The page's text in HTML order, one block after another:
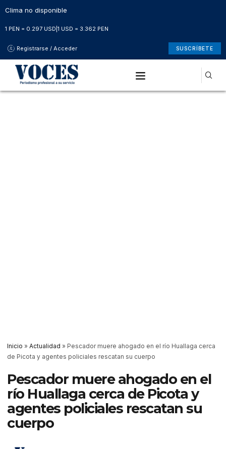
Clima no disponible
1 PEN = 0.297 USD 1 USD = 3.362 PEN
Registrarse / Acceder SUSCRÍBETE
Inicio » Actualidad » Pescador muere ahogado en el río Huallaga cerca
de Picota y agentes policiales rescatan su cuerpo
Pescador muere ahogado en el
río Huallaga cerca de Picota y
agentes policiales rescatan su
cuerpo